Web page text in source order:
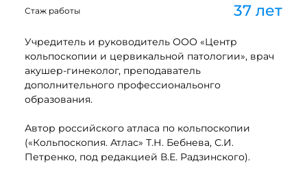
Стаж работы 37 лет
Учредитель и руководитель ООО «Центр
кольпоскопии и цервикальной патологии», врач
акушер-гинеколог, преподаватель
дополнительного профессиональонго
образования.
Автор российского атласа по кольпоскопии
(«Кольпоскопия. Атлас» Т.Н. Бебнева, С.И.
Петренко, под редакцией В.Е. Радзинского).